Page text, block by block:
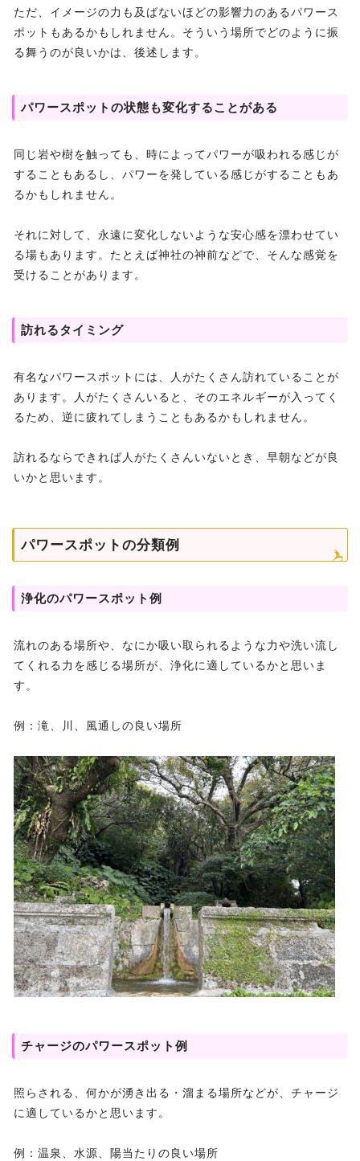
ただ、イメージの力も及ばないほどの影響力のあるパワース
ポットもあるかもしれません。そういう場所でどのように振
る舞うのが良いかは、後述します。
パワースポットの状態も変化することがある
同じ岩や樹を触っても、時によってパワーが吸われる感じが
することもあるし、パワーを発している感じがすることもあ
るかもしれません。
それに対して、永遠に変化しないような安心感を漂わせてい
る場もあります。たとえば神社の神前などで、そんな感覚を
受けることがあります。
訪れるタイミング
有名なパワースポットには、人がたくさん訪れていることが
あります。人がたくさんいると、そのエネルギーが入ってく
るため、逆に疲れてしまうこともあるかもしれません。
訪れるならできれば人がたくさんいないとき、早朝などが良
いかと思います。
パワースポットの分類例
浄化のパワースポット例
流れのある場所や、なにか吸い取られるような力や洗い流し
てくれる力を感じる場所が、浄化に適しているかと思いま
す。
例：滝、川、風通しの良い場所
チャージのパワースポット例
照らされる、何かが湧き出る・溜まる場所などが、チャージ
に適しているかと思います。
例：温泉、水源、陽当たりの良い場所